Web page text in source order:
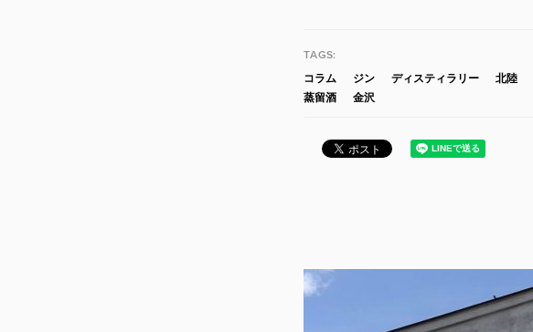
TAGS:
コラム ジン ディスティラリー 北陸
蒸留酒
金沢